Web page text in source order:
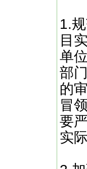
1.
目
单
部
的
冒
要
实